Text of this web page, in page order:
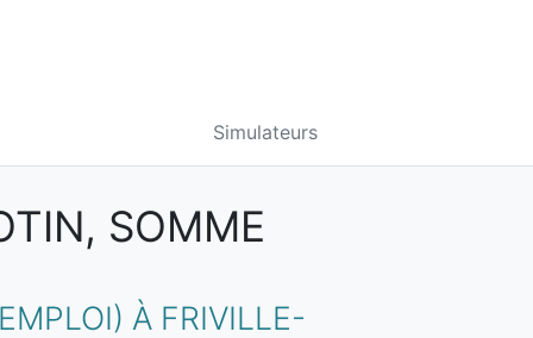
Simulateurs
SOMME
À FRIVILLE-